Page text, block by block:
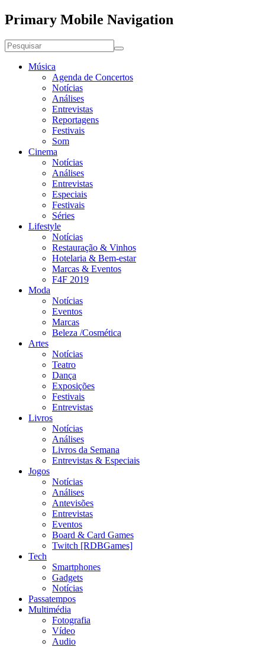
Primary Mobile Navigation
Música
Agenda de Concertos
Notícias
Análises
Entrevistas
Reportagens
Festivais
Som
Cinema
Notícias
Análises
Entrevistas
Especiais
Festivais
Séries
Lifestyle
Notícias
Restauração & Vinhos
Hotelaria & Bem-estar
Marcas & Eventos
F4F 2019
Moda
Notícias
Eventos
Marcas
Beleza /Cosmética
Artes
Notícias
Teatro
Dança
Exposições
Festivais
Entrevistas
Livros
Notícias
Análises
Livros da Semana
Entrevistas & Especiais
Jogos
Notícias
Análises
Antevisões
Entrevistas
Eventos
Board & Card Games
Twitch [RDBGames]
Tech
Smartphones
Gadgets
Notícias
Passatempos
Multimédia
Fotografia
Vídeo
Audio